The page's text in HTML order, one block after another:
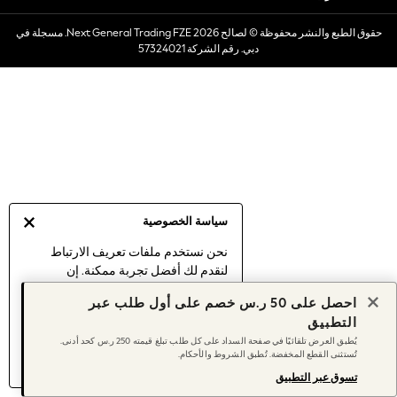
سياسة الخصوصية
نحن نستخدم ملفات تعريف الارتباط
لنقدم لك أفضل تجربة ممكنة. إن
موافقتك على استخدامنا لملفات تعريف
اكتشف المزيد عن إدارة إعدادات ملفات
تعريف الارتباط (الكوكيز).
Dresses
Occasionwear
Sets & Outfits
Sun Hats & Caps
Women's Holiday Shop
Women's Travel Styles
Dresses
Occasionwear
Linen Collection
Tops & T-Shirts
حقوق الطبع والنشر محفوظة © لصالح 2026 Next General Trading FZE. مسجلة في
دبي. رقم الشركة 57324021
احصل على 50 ر.س خصم على أول طلب عبر
التطبيق
يُطبق العرض تلقائيًا في صفحة السداد على كل طلب تبلغ قيمته 250 ر.س كحد أدنى.
تُستثنى القطع المخفضة. تُطبق الشروط والأحكام.
تسوق عبر التطبيق